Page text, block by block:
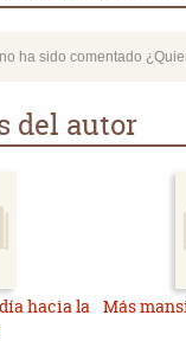
ha sido comentado
del autor
hacia la Más